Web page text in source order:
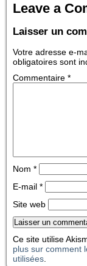
Leave a
Laisser un
Votre adresse e-
obligatoires sont
Commentaire *
Nom *
E-mail *
Site web
Ce site utilise
plus sur comment
utilisées